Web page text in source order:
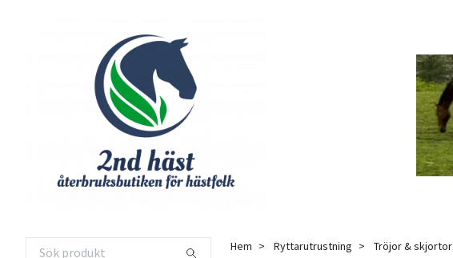
Hem Ryttarutrustning Tröjor & skjortor